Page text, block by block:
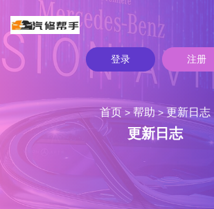
登录 注册
首页 > 帮助>更新日志
更新日志